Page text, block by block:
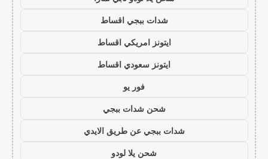
شدات ببجي اقساط
ايتونز امريكي اقساط
ايتونز سعودي اقساط
فور يو
شحن شدات ببجي
شدات ببجي عن طريق الايدي
شحن يلا لودو